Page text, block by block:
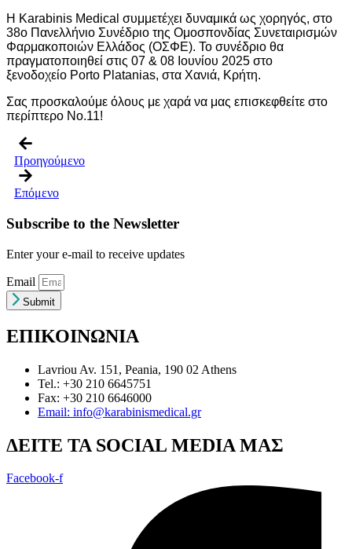
Η Karabinis Medical συμμετέχει δυναμικά ως χορηγός, στο
38ο Πανελλήνιο Συνέδριο της Ομοσπονδίας Συνεταιρισμών
Φαρμακοποιών Ελλάδος (ΟΣΦΕ). Το συνέδριο θα
πραγματοποιηθεί στις 07 & 08 Ιουνίου 2025 στο
ξενοδοχείο Porto Platanias, στα Χανιά, Κρήτη.
Σας προσκαλούμε όλους με χαρά να μας επισκεφθείτε στο
περίπτερο Νο.11!
Προηγούμενο
Επόμενο
Subscribe to the Newsletter
Enter your e-mail to receive updates
Email
Submit
ΕΠΙΚΟΙΝΩΝΙΑ
Lavriou Av. 151, Peania, 190 02 Athens
Tel.: +30 210 6645751
Fax: +30 210 6646000
Email: info@karabinismedical.gr
ΔEITE TA SOCIAL MEDIA ΜΑΣ
Facebook-f